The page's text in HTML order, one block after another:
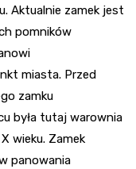
Aktualnie zamek jest
pomników
miasta. Przed
zamku
była tutaj warownia
wieku. Zamek
panowania